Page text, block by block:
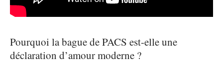
Pourquoi la bague de PACS est-elle une
déclaration d’amour moderne ?